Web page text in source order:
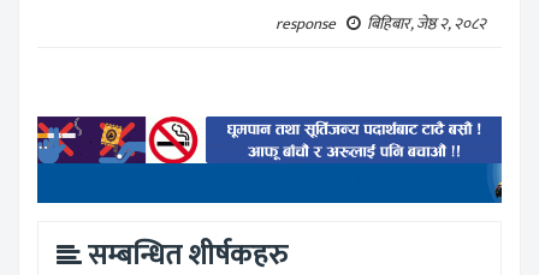
response
बिहिबार, जेष्ठ २, २०८२
सम्बन्धित शीर्षकहरु